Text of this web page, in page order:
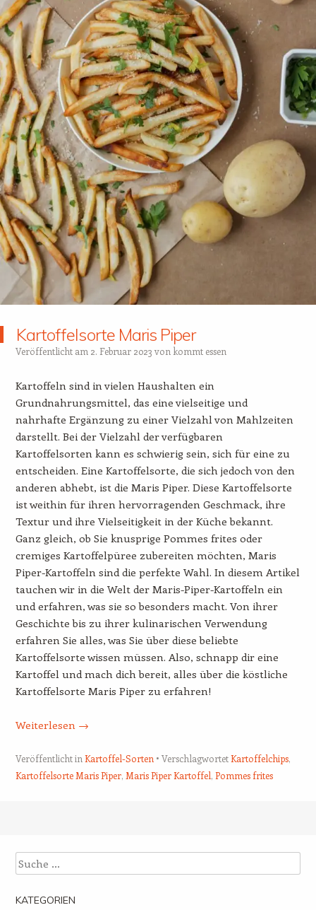
Kartoffelsorte Maris Piper
Veröffentlicht am 2. Februar 2023 von kommt essen
Kartoffeln sind in vielen Haushalten ein
Grundnahrungsmittel, das eine vielseitige und
nahrhafte Ergänzung zu einer Vielzahl von Mahlzeiten
darstellt. Bei der Vielzahl der verfügbaren
Kartoffelsorten kann es schwierig sein, sich für eine zu
entscheiden. Eine Kartoffelsorte, die sich jedoch von den
anderen abhebt, ist die Maris Piper. Diese Kartoffelsorte
ist weithin für ihren hervorragenden Geschmack, ihre
Textur und ihre Vielseitigkeit in der Küche bekannt.
Ganz gleich, ob Sie knusprige Pommes frites oder
cremiges Kartoffelpüree zubereiten möchten, Maris
Piper-Kartoffeln sind die perfekte Wahl. In diesem Artikel
tauchen wir in die Welt der Maris-Piper-Kartoffeln ein
und erfahren, was sie so besonders macht. Von ihrer
Geschichte bis zu ihrer kulinarischen Verwendung
erfahren Sie alles, was Sie über diese beliebte
Kartoffelsorte wissen müssen. Also, schnapp dir eine
Kartoffel und mach dich bereit, alles über die köstliche
Kartoffelsorte Maris Piper zu erfahren!
Weiterlesen →
Veröffentlicht in Kartoffel-Sorten VerschlagwortetKartoffelchips,
Kartoffelsorte Maris Piper, Maris Piper Kartoffel, Pommes frites
Suche
KATEGORIEN